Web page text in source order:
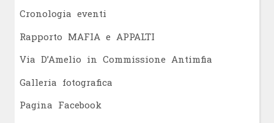
Cronologia eventi
Rapporto MAFIA e APPALTI
Via D’Amelio in Commissione Antimfia
Galleria fotografica
Pagina Facebook